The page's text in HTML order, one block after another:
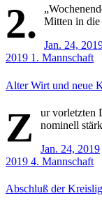
2.
Mitten in die
Jan. 24,
2019 1. Mannschaft
Alter Wirt und neue
Z
ur vorletzten
nominell
Jan. 24, 2019
2019 4. Mannschaft
Abschluß der